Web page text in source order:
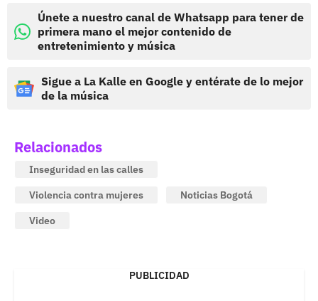
Únete a nuestro canal de Whatsapp para tener de
primera mano el mejor contenido de
entretenimiento y música
Sigue a La Kalle en Google y entérate de lo mejor
de la música
Relacionados
Inseguridad en las calles
Violencia contra mujeres
Noticias Bogotá
Video
PUBLICIDAD